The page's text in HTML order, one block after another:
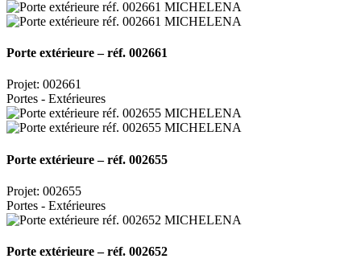
Porte extérieure – réf. 002661
Projet: 002661
Portes - Extérieures
Porte extérieure – réf. 002655
Projet: 002655
Portes - Extérieures
Porte extérieure – réf. 002652